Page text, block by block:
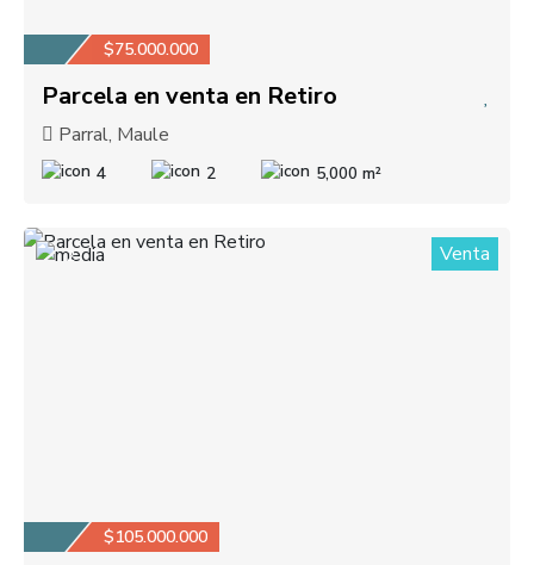
$75.000.000
Parcela en venta en Retiro
Parral, Maule
4 2 5,000 m²
2 Venta
$105.000.000